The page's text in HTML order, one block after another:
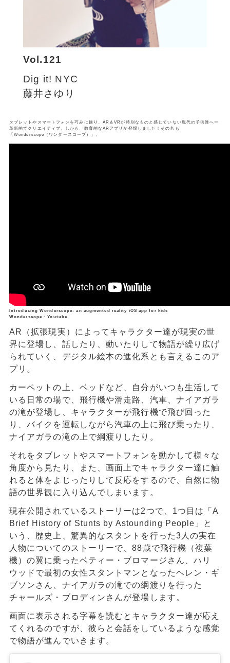
Vol.121
Dig it! NYC
藤井さゆり
タブレットやスマートフォンを巧みに操り、AR＆VRが特別なものと感じていない現代の子供達へー
革新的でクリエイティブ、しかも、教育的なARアプリが登場しました！その名も
「Wonderscope（ワンダースコープ）」。
Introducing Wonderscope: an augmented reality iOS app for kids
Wonderscope - Youtube
AR（拡張現実）によってキャラクター達が現実の世
界に登場し、話したり、動いたりして物語が繰り広げ
られていく、デジタル絵本の進化系とも言えるこのア
プリ。
カーペットの上、ベッドなど、自分がいつも生活して
いる日常の場で、飛行機や滑走路、汽車、ナイアガラ
の滝が登場し、キャラクターが飛行機で飛び回った
り、バイクを運転しながら汽車の上に飛び乗ったり、
ナイアガラの滝の上で綱渡りしたり。
それをタブレットやスマートフォンを動かして様々な
角度から見たり、また、画面上でキャラクター達に触
れると体をよじったりして反応をするので、自然に物
語の世界観に入り込んでしまいます。
現在公開されているストーリーは2つで、1つ目は「A
Brief History of Stunts by Astounding People」と
いう、歴史上、驚異的なスタントを行った3人の実在
人物についてのストーリーで、88歳で飛行機（複葉
機）の翼に乗ったベティー・ブロマージさん、ハリ
ウッドで最初の女性スタントマンとなったヘレン・ギ
ブソンさん、ナイアガラの滝での綱渡りを行った
チャールズ・ブロディンさんが登場します。
画面に表示される字幕を読むとキャラクター達が応え
てくれるのですが、彼らと会話をしているような感覚
で物語が進んでいきます。